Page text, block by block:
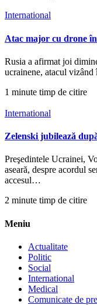
International
Atac major cu drone
Rusia a afirmat joi
ucrainene, atacul
1 minute timp de citire
International
Zelenski jubilează
Preşedintele Ucrainei,
aseară, despre acordul
accesul…
2 minute timp de citire
Meniu
Actualitate
Politic
Social
International
Medical
Comunicate de